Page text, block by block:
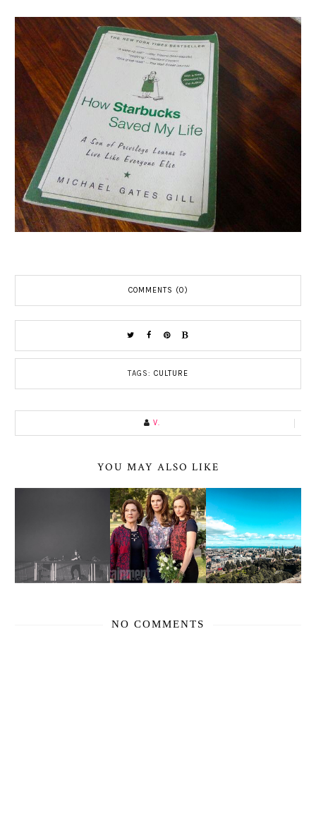
COMMENTS (0)
TAGS: CULTURE
V.
YOU MAY ALSO LIKE
NO COMMENTS